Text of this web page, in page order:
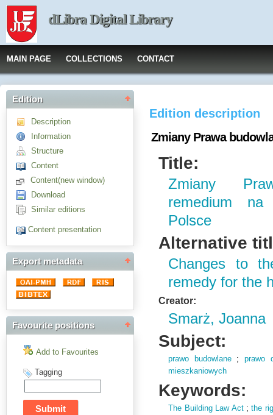
dLibra Digital Library
MAIN PAGE COLLECTIONS CONTACT
Edition
Description
Information
Structure
Content
Content(new window)
Download
Similar editions
Content presentation
Export metadata
Favourite positions
Add to Favourites
Tagging
Edition description
Zmiany Prawa
Title:
Zmiany
remedium
Polsce
Alternative
Changes to
remedy for the
Creator:
Smarż, Joanna
Subject:
prawo budowlane;prawo
mieszkaniowych
Keywords:
The Building Law Act;the